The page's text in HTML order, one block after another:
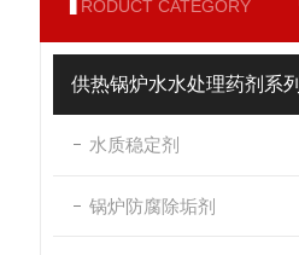
RODUCT CATEGORY
供热锅炉水水处理药剂系列
水质稳定剂
锅炉防腐除垢剂